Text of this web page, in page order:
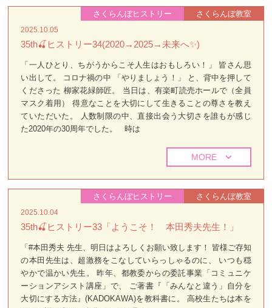
さくらんぼ教室
さくらんぼヒストリー
2025.10.05
35th🍒ヒストリー34(2020→2025→未来へ✨)
「一人ひとり、ちがうからこそ人生はおもしろい！」 皆さん思
い出して。 コロナ禍の中 「やりましょう！」 と、背中を押して
くださった 柳家花緑師匠。 当日は、有楽町読売ホールで（全員
マスク着用） 得意なことを大切にして生きることの尊さを教え
ていただいた。 人数制限の中、直接出会う大切さを誰もが感じ
た2020年の30周年でした。 時は
MORE
さくらんぼ教室
さくらんぼヒストリー
2025.10.04
35th🍒ヒストリー33「ようこそ！ 本田秀夫先生！」
「#本田秀夫 先生、明日はよろしくお願い致します！ 皆様ご存知
の本田先生は、超激務をこなしていらっしゃるのに、 いつも穏
やかで温かい先生。 昨年、都教委からの委託事業「コミュニケ
ーションアシスト講座」で、 ご著書『「みんなと違う」自分を
大切にする方法』(KADOKAWA)を教科書に。 高校生たちは本を